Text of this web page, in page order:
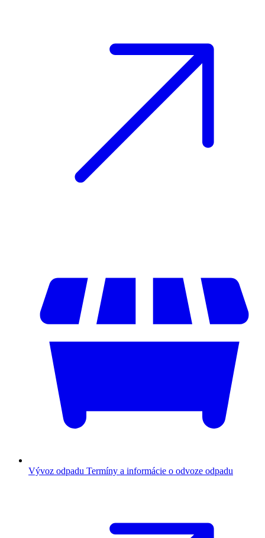
Vývoz odpadu Termíny a informácie o odvoze odpadu